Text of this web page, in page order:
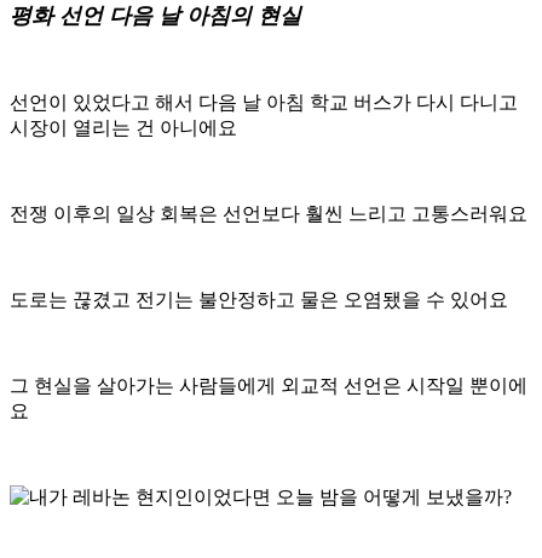
평화 선언 다음 날 아침의 현실
선언이 있었다고 해서 다음 날 아침 학교 버스가 다시 다니고
시장이 열리는 건 아니에요
전쟁 이후의 일상 회복은 선언보다 훨씬 느리고 고통스러워요
도로는 끊겼고 전기는 불안정하고 물은 오염됐을 수 있어요
그 현실을 살아가는 사람들에게 외교적 선언은 시작일 뿐이에
요